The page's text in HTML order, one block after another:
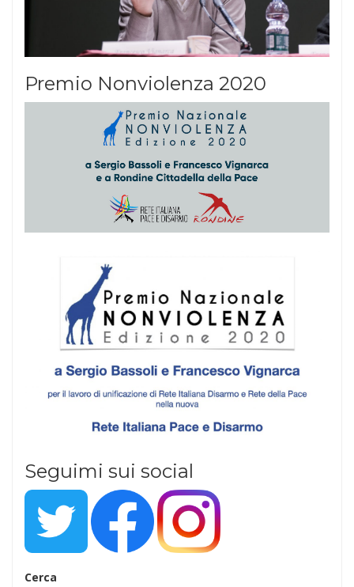
Premio Nonviolenza 2020
Seguimi sui social
Cerca